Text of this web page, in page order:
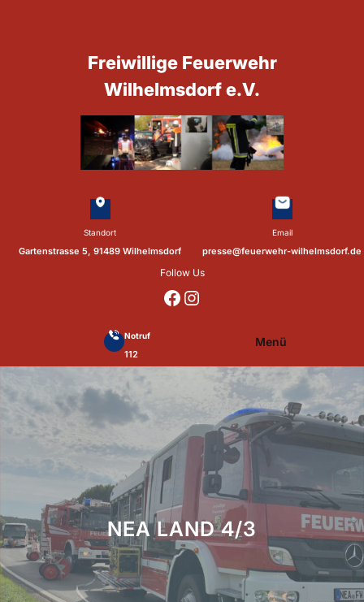
Standort
Gartenstrasse 5, 91489 Wilhelmsdorf
Freiwillige Feuerwehr
Wilhelmsdorf e.V.
Email
presse@feuerwehr-wilhelmsdorf.de
Follow Us
https://www.facebook.com/p/Feuerwehr-Wilhelmsdorf-Mfr-100041655560073/?locale=de_DE https://www.instagram.com/feuerwehr_wilhelmsdorf_mfr/
Notruf
112
Menü
NEA LAND 4/3